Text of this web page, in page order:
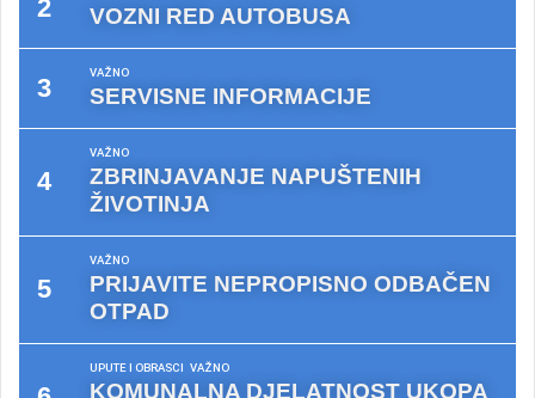
VOZNI RED AUTOBUSA
VAŽNO
SERVISNE INFORMACIJE
VAŽNO
ZBRINJAVANJE NAPUŠTENIH
ŽIVOTINJA
VAŽNO
PRIJAVITE NEPROPISNO ODBAČEN
OTPAD
UPUTE I OBRASCI VAŽNO
KOMUNALNA DJELATNOST UKOPA